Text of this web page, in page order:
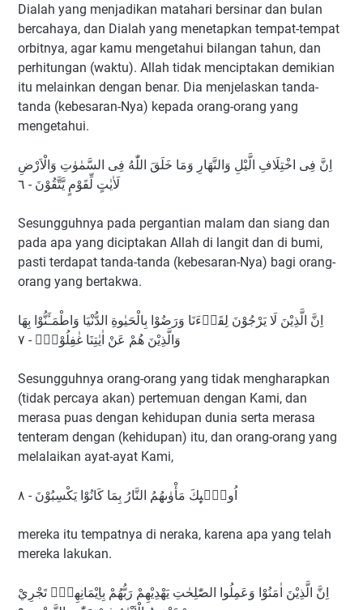
Dialah yang menjadikan matahari bersinar dan bulan
bercahaya, dan Dialah yang menetapkan tempat-tempat
orbitnya, agar kamu mengetahui bilangan tahun, dan
perhitungan (waktu). Allah tidak menciptakan demikian
itu melainkan dengan benar. Dia menjelaskan tanda-
tanda (kebesaran-Nya) kepada orang-orang yang
mengetahui.
اِنَّ فِى اخْتِلَافِ الَّيْلِ وَالنَّهَارِ وَمَا خَلَقَ اللّٰهُ فِى السَّمٰوٰتِ وَالْاَرْضِ
لَاٰيٰتٍ لِّقَوْمٍ يَّتَّقُوْنَ - ٦
Sesungguhnya pada pergantian malam dan siang dan
pada apa yang diciptakan Allah di langit dan di bumi,
pasti terdapat tanda-tanda (kebesaran-Nya) bagi orang-
orang yang bertakwa.
اِنَّ الَّذِيْنَ لَا يَرْجُوْنَ لِقَاۤءَنَا وَرَضُوْا بِالْحَيٰوةِ الدُّنْيَا وَاطْمَـَٔنُّوْا بِهَا
وَالَّذِيْنَ هُمْ عَنْ اٰيٰتِنَا غٰفِلُوْنَۙ - ٧
Sesungguhnya orang-orang yang tidak mengharapkan
(tidak percaya akan) pertemuan dengan Kami, dan
merasa puas dengan kehidupan dunia serta merasa
tenteram dengan (kehidupan) itu, dan orang-orang yang
melalaikan ayat-ayat Kami,
اُولٰۤىِٕكَ مَأْوٰىهُمُ النَّارُ بِمَا كَانُوْا يَكْسِبُوْنَ - ٨
mereka itu tempatnya di neraka, karena apa yang telah
mereka lakukan.
اِنَّ الَّذِيْنَ اٰمَنُوْا وَعَمِلُوا الصّٰلِحٰتِ يَهْدِيْهِمْ رَبُّهُمْ بِاِيْمَانِهِمْۚ تَجْرِيْ